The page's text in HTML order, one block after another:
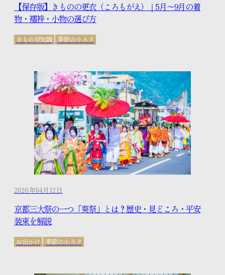
【保存版】きものの更衣（ころもがえ）｜5月〜9月の着
物・襦袢・小物の選び方
きもの豆知識 季節の小ネタ
2026年04月12日
京都三大祭の一つ「葵祭」とは？歴史・見どころ・平安
装束を解説
お出かけ 季節の小ネタ